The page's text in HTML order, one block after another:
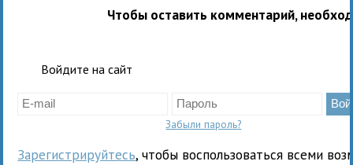
Чтобы оставить комментарий,
Войдите на сайт
Забыли пароль?
Зарегистрируйтесь, чтобы воспользоваться всеми